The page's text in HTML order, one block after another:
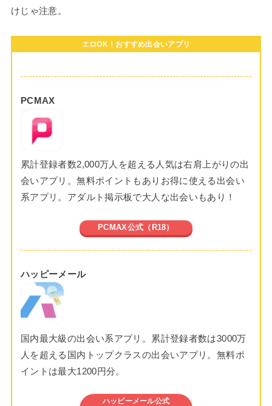
けじゃ注意。
エロOK！おすすめ出会いアプリ
PCMAX
累計登録者数2,000万人を超える人気は右肩上がりの出
会いアプリ。無料ポイントもありお得に使える出会い
系アプリ。アダルト掲示板で大人な出会いもあり！
PCMAX公式（R18）
ハッピーメール
国内最大級の出会い系アプリ。累計登録者数は3000万
人を超える国内トップクラスの出会いアプリ。無料ポ
イントは最大1200円分。
ハッピーメール公式